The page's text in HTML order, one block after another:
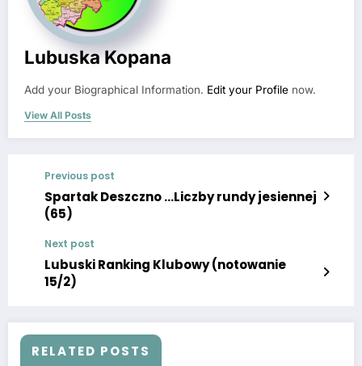
Lubuska Kopana
Add your Biographical Information. Edit your Profile now.
View All Posts
Previous post
Spartak Deszczno …Liczby rundy jesiennej
(65)
Next post
Lubuski Ranking Klubowy (notowanie
15/2)
RELATED POSTS